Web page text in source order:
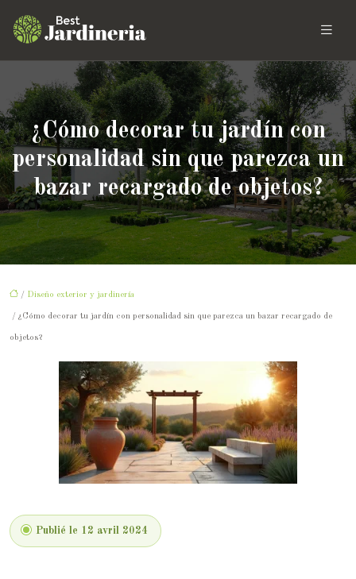
¿Cómo decorar tu jardín con
personalidad sin que parezca un
bazar recargado de objetos?
/ Diseño exterior y jardinería
/ ¿Cómo decorar tu jardín con personalidad sin que parezca un bazar recargado de
objetos?
Publié le 12 avril 2024